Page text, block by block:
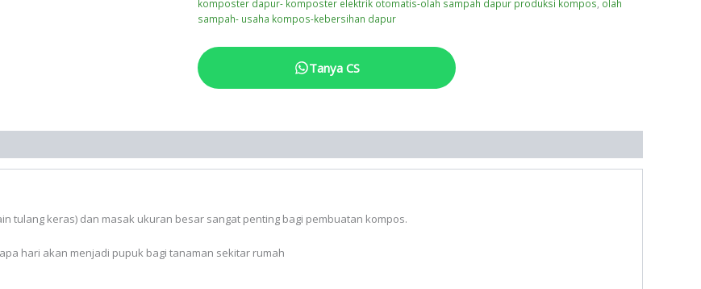
komposter dapur- komposter elektrik otomatis-olah sampah dapur produksi kompos olah
sampah- usaha kompos-kebersihan dapur
Tanya CS
tulang keras) dan masak ukuran besar sangat penting bagi pembuatan kompos.
hari akan menjadi pupuk bagi tanaman sekitar rumah